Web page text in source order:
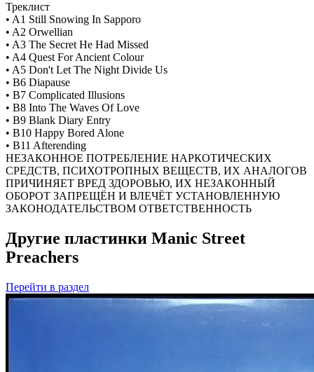
Треклист
• A1 Still Snowing In Sapporo
• A2 Orwellian
• A3 The Secret He Had Missed
• A4 Quest For Ancient Colour
• A5 Don't Let The Night Divide Us
• B6 Diapause
• B7 Complicated Illusions
• B8 Into The Waves Of Love
• B9 Blank Diary Entry
• B10 Happy Bored Alone
• B11 Afterending
НЕЗАКОННОЕ ПОТРЕБЛЕНИЕ НАРКОТИЧЕСКИХ
СРЕДСТВ, ПСИХОТРОПНЫХ ВЕЩЕСТВ, ИХ АНАЛОГОВ
ПРИЧИНЯЕТ ВРЕД ЗДОРОВЬЮ, ИХ НЕЗАКОННЫЙ
ОБОРОТ ЗАПРЕЩЁН И ВЛЕЧЁТ УСТАНОВЛЕННУЮ
ЗАКОНОДАТЕЛЬСТВОМ ОТВЕТСТВЕННОСТЬ
Другие пластинки Manic Street
Preachers
Перейти в раздел